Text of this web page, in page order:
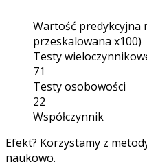
Wartość predykcyjna
przeskalowana x100)
Testy
71
Testy osobowości
22
Współczynnik
Efekt? Korzystamy z
naukowo.